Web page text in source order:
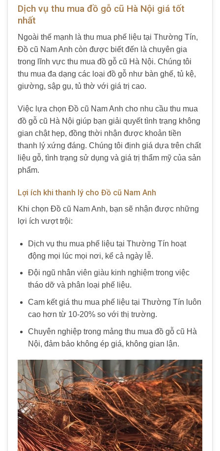
Dịch vụ thu mua đồ gỗ cũ Hà Nội giá tốt
nhất
Ngoài thế mạnh là thu mua phế liệu tại Thường Tín,
Đồ cũ Nam Anh còn được biết đến là chuyên gia
trong lĩnh vực thu mua đồ gỗ cũ Hà Nội. Chúng tôi
thu mua đa dạng các loại đồ gỗ như bàn ghế, tủ kệ,
giường, sập gụ, tủ thờ với giá trị cao.
Việc lựa chọn Đồ cũ Nam Anh cho nhu cầu thu mua
đồ gỗ cũ Hà Nội giúp bạn giải quyết tình trạng không
gian chật hẹp, đồng thời nhận được khoản tiền
thanh lý xứng đáng. Chúng tôi định giá dựa trên chất
liệu gỗ, tình trạng sử dụng và giá trị thẩm mỹ của sản
phẩm.
Lợi ích khi thanh lý cho Đồ cũ Nam Anh
Khi chọn Đồ cũ Nam Anh, bạn sẽ nhận được những
lợi ích vượt trội:
Dịch vụ thu mua phế liệu tại Thường Tín hoạt
động mọi lúc mọi nơi, kể cả ngày lễ.
Đội ngũ nhân viên giàu kinh nghiệm trong việc
tháo dỡ và phân loại phế liệu.
Cam kết giá thu mua phế liệu tại Thường Tín luôn
cao hơn từ 10-20% so với thị trường.
Chuyên nghiệp trong mảng thu mua đồ gỗ cũ Hà
Nội, đảm bảo không ép giá, không gian lận.